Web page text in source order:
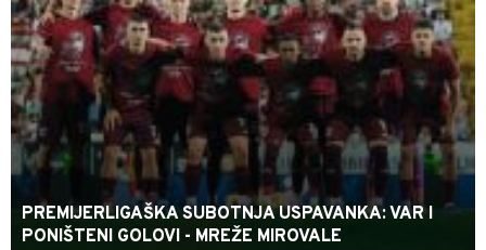
PREMIJERLIGAŠKA SUBOTNJA USPAVANKA: VAR I
PONIŠTENI GOLOVI - MREŽE MIROVALE